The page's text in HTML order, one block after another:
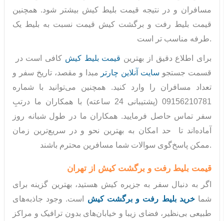
مسافران و در نتیجه قیمت بلیط کیش بیشتر شود. همچنین
قیمت بلیط رفت و برگشت کیش قیمت نسبت به بلیط یک
طرفه مناسب تر است.
برای اطلاع دقیق از بهترین قیمت بلیط کیش کافی است در
قسمت جستجو سایت آنلاین چارتر مبدا و مقصد، تاریخ سفر و
تعداد مسافران را وارد کنید. همچنین می‌توانید با شماره
09156210781 (پشتیبانی 24 ساعته) با همکاران ما درتبِ
سفر تماس حاصل فرمایید. همکاران ما در طول شبانه روز
آماده‌اند تا حد امکان به بهترین نحو و در سریع‌ترین زمان
ممکن پاسخ‌گوی سوالات شما مسافرین محترم باشند.
قیمت بلیط رفت و برگشت کیش از تهران
اگر به دنبال سفر به جزیره کیش هستید، بهترین گزینه برای
شماخرید بلیط رفت و برگشت کیش است. وجود جاذبه‌های
طبیعی بی‌نظیر، فضای زیبا و خیابان‌های بدون ترافیک و مراکز